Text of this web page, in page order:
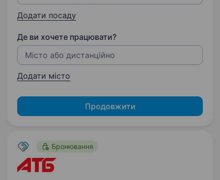
Додати посаду
Де ви хочете працювати?
Додати місто
Продовжити
Бронювання